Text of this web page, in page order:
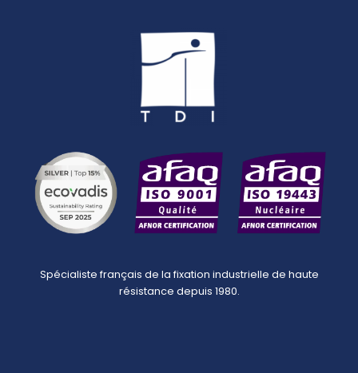
Spécialiste français de la fixation industrielle de haute
résistance depuis 1980.